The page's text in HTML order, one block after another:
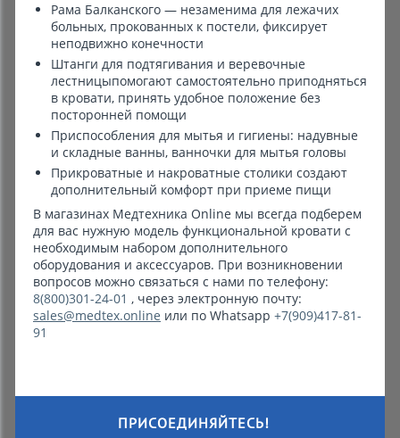
Рама Балканского — незаменима для лежачих
больных, прокованных к постели, фиксирует
неподвижно конечности
Штанги для подтягивания и веревочные
лестницыпомогают самостоятельно приподняться
в кровати, принять удобное положение без
посторонней помощи
Приспособления для мытья и гигиены: надувные
и складные ванны, ванночки для мытья головы
Прикроватные и накроватные столики создают
дополнительный комфорт при приеме пищи
В магазинах Медтехника Online мы всегда подберем
для вас нужную модель функциональной кровати с
необходимым набором дополнительного
оборудования и аксессуаров. При возникновении
вопросов можно связаться с нами по телефону:
8(800)301-24-01 , через электронную почту:
sales@medtex.online или по Whatsapp +7(909)417-81-
91
ПРИСОЕДИНЯЙТЕСЬ!